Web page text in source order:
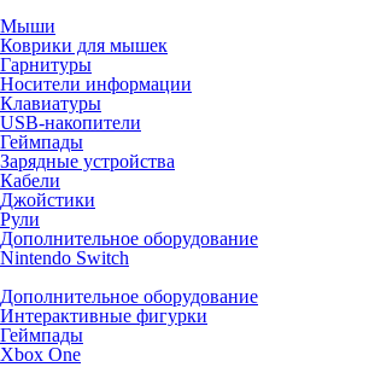
Мыши
Коврики для мышек
Гарнитуры
Носители информации
Клавиатуры
USB-накопители
Геймпады
Зарядные устройства
Кабели
Джойстики
Рули
Дополнительное оборудование
Nintendo Switch
Дополнительное оборудование
Интерактивные фигурки
Геймпады
Xbox One